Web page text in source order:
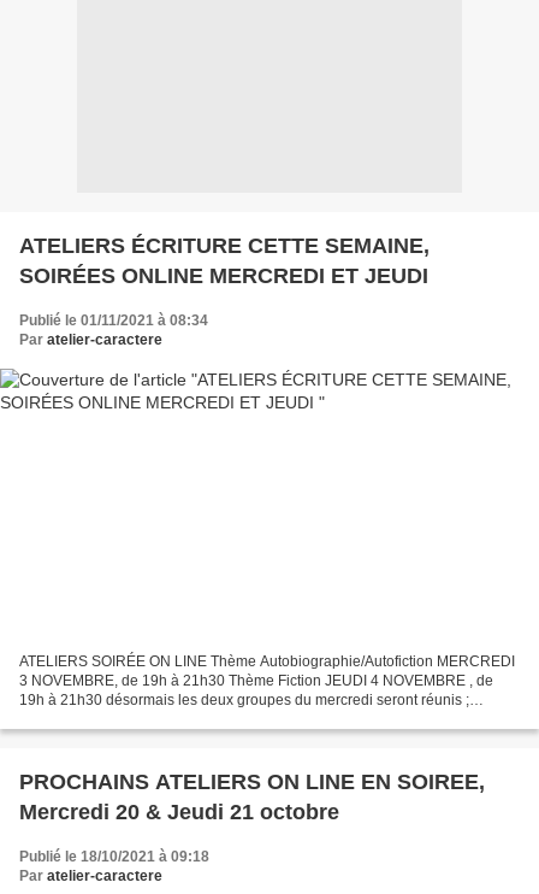
ATELIERS ÉCRITURE CETTE SEMAINE,
SOIRÉES ONLINE MERCREDI ET JEUDI
Publié le 01/11/2021 à 08:34
Par atelier-caractere
ATELIERS SOIRÉE ON LINE Thème Autobiographie/Autofiction MERCREDI
3 NOVEMBRE, de 19h à 21h30 Thème Fiction JEUDI 4 NOVEMBRE , de
19h à 21h30 désormais les deux groupes du mercredi seront réunis ;
PROCHAINS ATELIERS ON LINE EN SOIREE,
Mercredi 20 & Jeudi 21 octobre
Publié le 18/10/2021 à 09:18
Par atelier-caractere